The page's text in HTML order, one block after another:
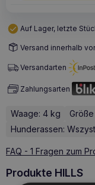
Auf Lager, letzte
Versand innerhalb
Versandarten
Zahlungsarten
Waage: 4 kg
Hunderassen:
FAQ - 1 Fragen zum
Produkte HILLS